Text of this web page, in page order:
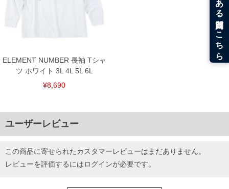
ELEMENT NUMBER 長袖 Tシャ
ツ ホワイト 3L 4L 5L 6L
¥8,690
ユーザーレビュー
この商品に寄せられたカスタマーレビューはまだありません。
レビューを評価するにはログインが必要です。